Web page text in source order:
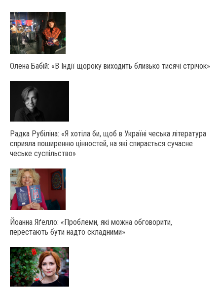
Олена Бабій: «В Індії щороку виходить близько тисячі стрічок»
Радка Рубіліна: «Я хотіла би, щоб в Україні чеська література
сприяла поширенню цінностей, на які спирається сучасне
чеське суспільство»
Йоанна Яґелло: «Проблеми, які можна обговорити,
перестають бути надто складними»